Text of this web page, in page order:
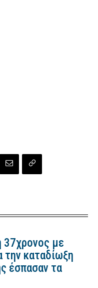
37χρονος με
την καταδίωξη
έσπασαν τα